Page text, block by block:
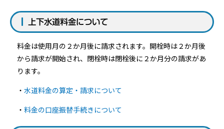
上下水道料金について
料金は使用月の２か月後に請求されます。開栓時は２か月後
から請求が開始され、閉栓時は閉栓後に２か月分の請求があ
ります。
・ 水道料金の算定・請求について
・ 料金の口座振替手続きについて